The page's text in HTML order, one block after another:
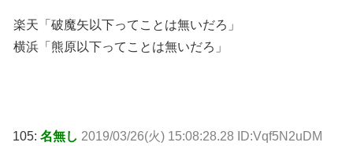
楽天「破魔矢以下ってことは無いだろ」
横浜「熊原以下ってことは無いだろ」
105: 名無し 2019/03/26(火) 15:08:28.28 ID:Vqf5N2uDM